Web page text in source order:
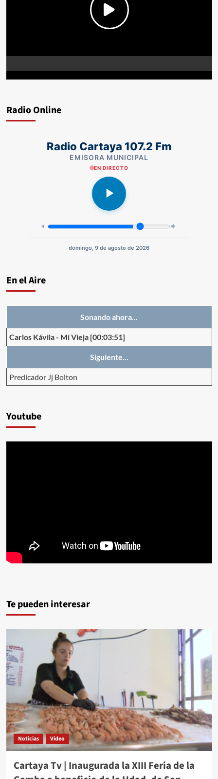
Radio Online
Radio Cartaya 107.2 Fm
EMISORA MUNICIPAL
EN DIRECTO
domingo, 9 de agosto de 2026
En el Aire
Sonando ahora...
Carlos Kávila- Mi Vieja [00:03:51]
Siguiente...
Predicador Jj Bolton
Youtube
Te pueden interesar
Noticias Video
Cartaya Tv | Inaugurada la XIII Feria de la